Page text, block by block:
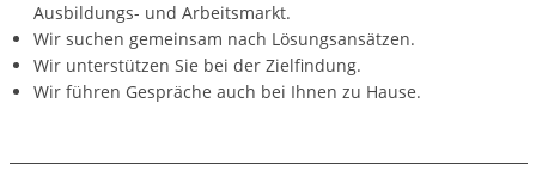
Ausbildungs- und Arbeitsmarkt.
Wir suchen gemeinsam nach Lösungsansätzen.
Wir unterstützen Sie bei der Zielfindung.
Wir führen Gespräche auch bei Ihnen zu Hause.